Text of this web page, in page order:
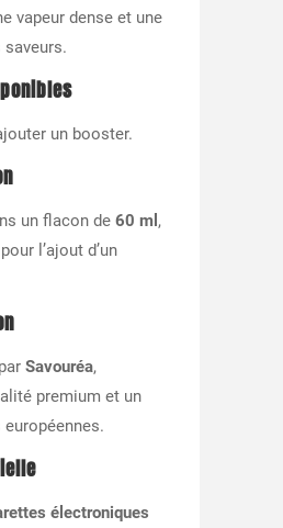
vapeur dense et une
un booster.
un flacon de 60 ml ,
l’ajout d’un
Savouréa,
premium et un
électroniques